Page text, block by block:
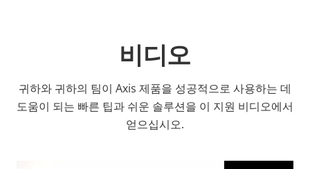
비디오
귀하와 귀하의 팀이 Axis 제품을 성공적으로 사용하는 데
도움이 되는 빠른 팁과 쉬운 솔루션을 이 지원 비디오에서
얻으십시오.